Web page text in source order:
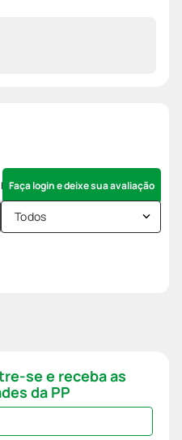
Faça login e deixe sua avaliação
Todos
se e receba as
da PP